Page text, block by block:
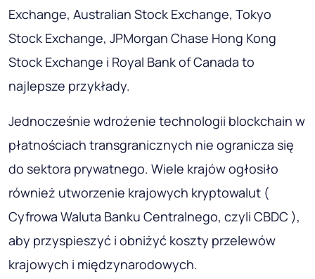
Exchange, Australian Stock Exchange, Tokyo
Stock Exchange, JPMorgan Chase Hong Kong
Stock Exchange i Royal Bank of Canada to
najlepsze przykłady.
Jednocześnie wdrożenie technologii blockchain w
płatnościach transgranicznych nie ogranicza się
do sektora prywatnego. Wiele krajów ogłosiło
również utworzenie krajowych kryptowalut (
Cyfrowa Waluta Banku Centralnego, czyli CBDC ),
aby przyspieszyć i obniżyć koszty przelewów
krajowych i międzynarodowych.